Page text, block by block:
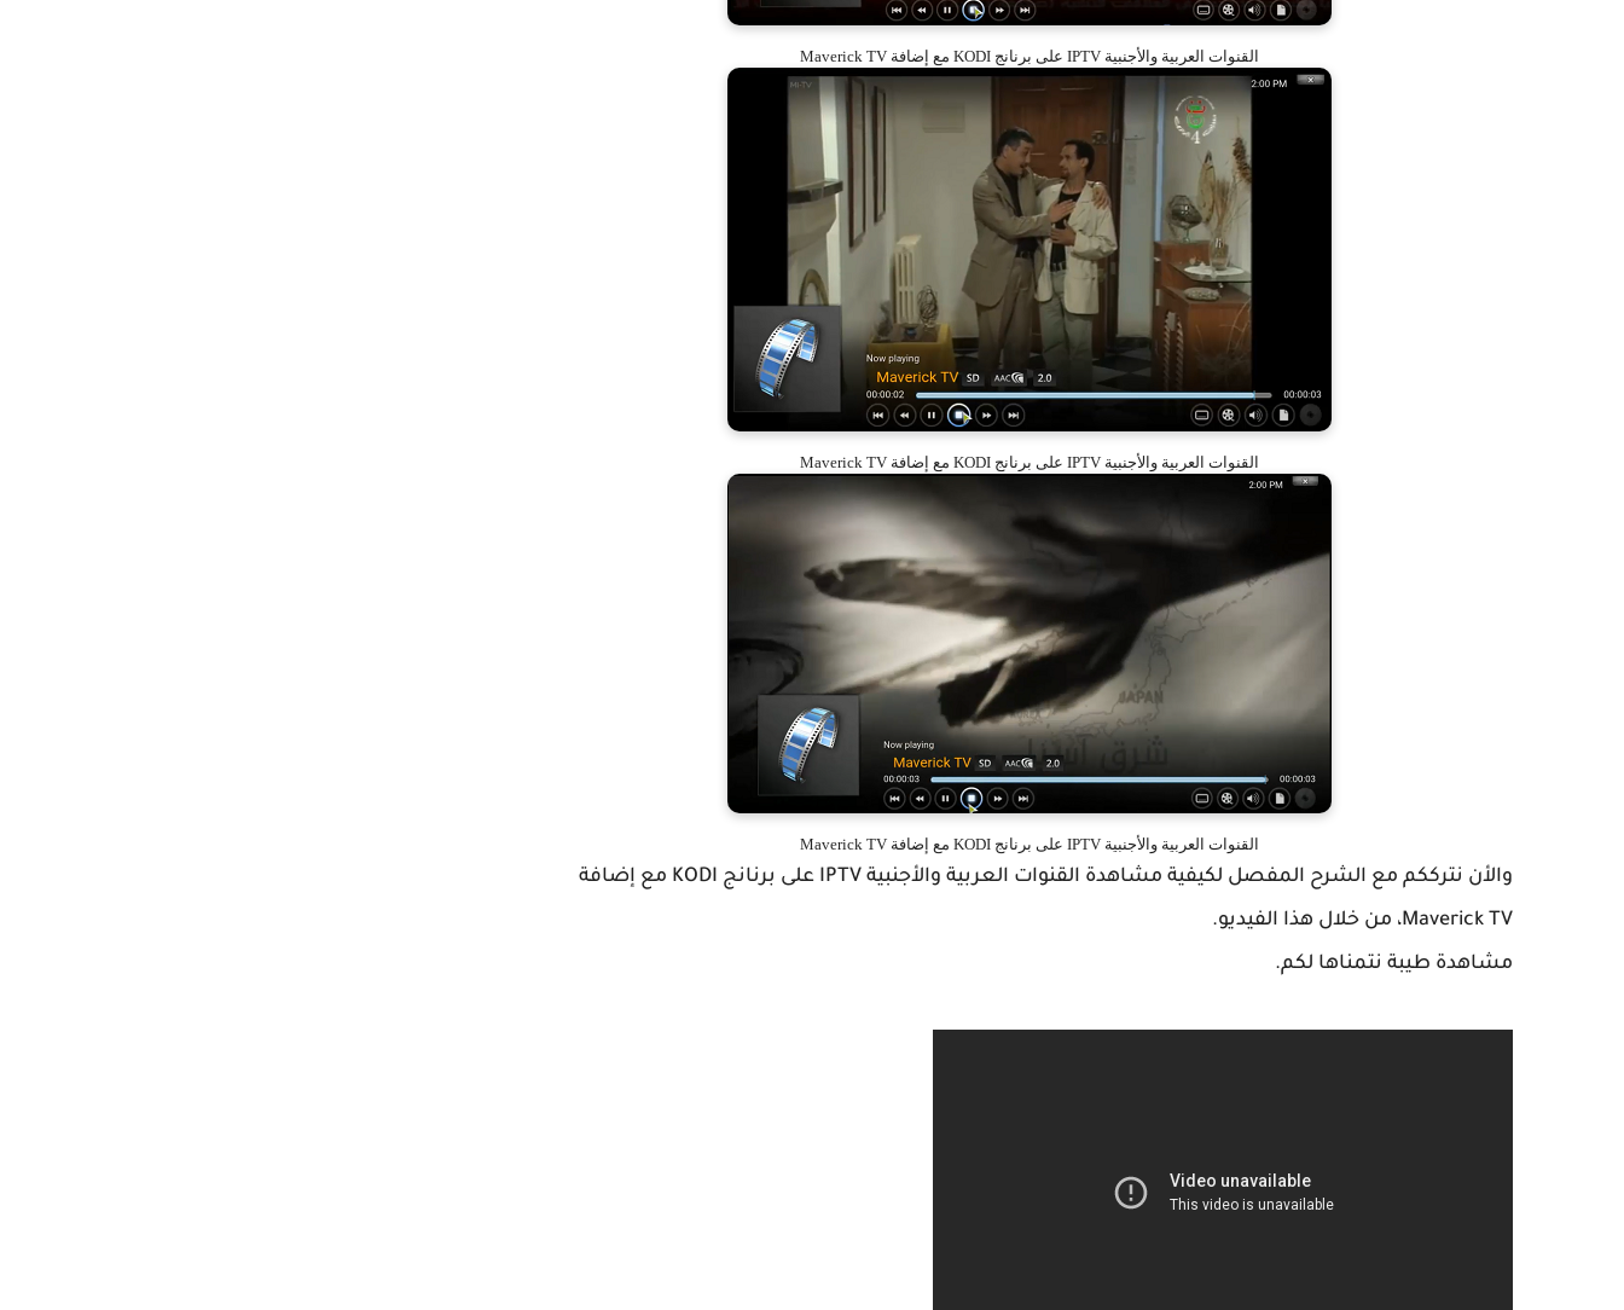
القنوات العربية والأجنبية IPTV على برنانج KODI مع إضافة Maverick TV
القنوات العربية والأجنبية IPTV على برنانج KODI مع إضافة Maverick TV
القنوات العربية والأجنبية IPTV على برنانج KODI مع إضافة Maverick TV
والأن نترككم مع الشرح المفصل لكيفية مشاهدة القنوات العربية والأجنبية IPTV على برنانج KODI مع إضافة
Maverick TV، من خلال هذا الفيديو.
مشاهدة طيبة نتمناها لكم.